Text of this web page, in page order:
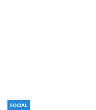
SOCIAL